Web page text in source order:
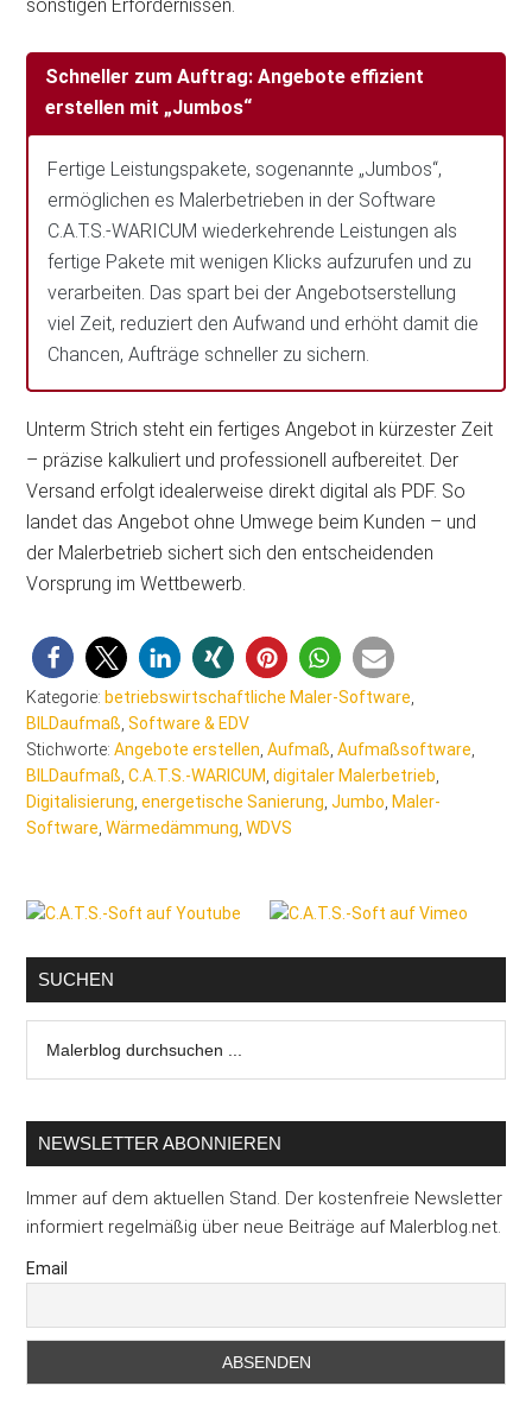
sonstigen Erfordernissen.
Schneller zum Auftrag: Angebote effizient
erstellen mit „Jumbos“
Fertige Leistungspakete, sogenannte „Jumbos“,
ermöglichen es Malerbetrieben in der Software
C.A.T.S.-WARICUM wiederkehrende Leistungen als
fertige Pakete mit wenigen Klicks aufzurufen und zu
verarbeiten. Das spart bei der Angebotserstellung
viel Zeit, reduziert den Aufwand und erhöht damit die
Chancen, Aufträge schneller zu sichern.
Unterm Strich steht ein fertiges Angebot in kürzester Zeit
– präzise kalkuliert und professionell aufbereitet. Der
Versand erfolgt idealerweise direkt digital als PDF. So
landet das Angebot ohne Umwege beim Kunden – und
der Malerbetrieb sichert sich den entscheidenden
Vorsprung im Wettbewerb.
Kategorie: betriebswirtschaftliche Maler-Software,
BILDaufmaß,Software & EDV
Stichworte:Angebote erstellen,Aufmaß,Aufmaßsoftware,
BILDaufmaß,C.A.T.S.-WARICUM,digitaler Malerbetrieb,
Digitalisierung,energetische Sanierung,Jumbo, Maler-
Software,Wärmedämmung,WDVS
Seitenspalte
SUCHEN
durchsuchen
NEWSLETTER ABONNIEREN
Immer auf dem aktuellen Stand. Der kostenfreie Newsletter
informiert regelmäßig über neue Beiträge auf Malerblog.net.
Email